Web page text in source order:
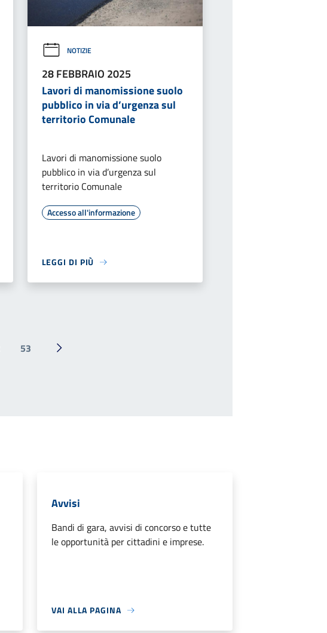
NOTIZIE
28 FEBBRAIO 2025
Lavori di manomissione suolo
pubblico in via d’urgenza sul
territorio Comunale
Lavori di manomissione suolo
pubblico in via d’urgenza sul
territorio Comunale
Accesso all'informazione
LEGGI DI PIÙ
53 Pagina successiva
Avvisi
Bandi di gara, avvisi di concorso e tutte
le opportunità per cittadini e imprese.
VAI ALLA PAGINA